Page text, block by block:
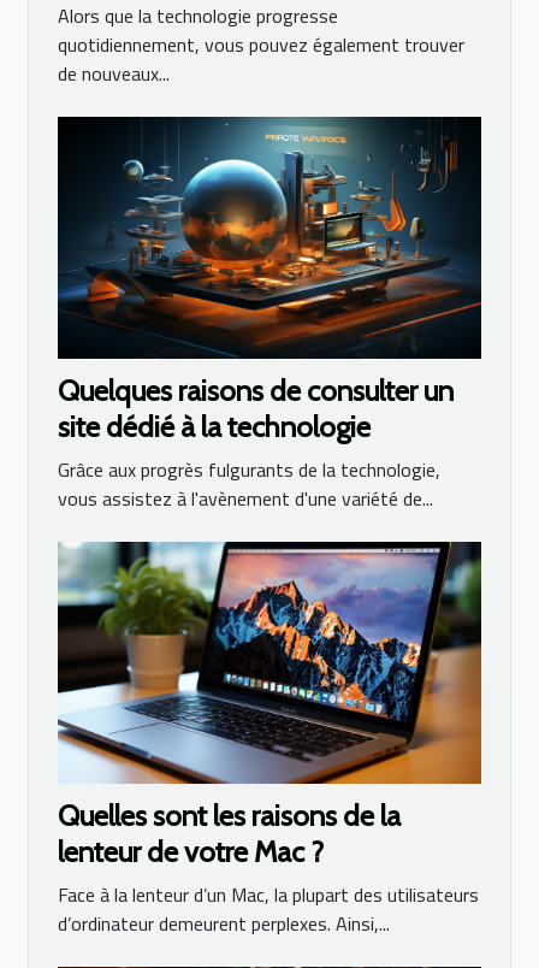
Alors que la technologie progresse
quotidiennement, vous pouvez également trouver
de nouveaux...
Quelques raisons de consulter un
site dédié à la technologie
Grâce aux progrès fulgurants de la technologie,
vous assistez à l'avènement d'une variété de...
Quelles sont les raisons de la
lenteur de votre Mac ?
Face à la lenteur d’un Mac, la plupart des utilisateurs
d’ordinateur demeurent perplexes. Ainsi,...